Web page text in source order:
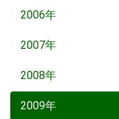
2006年
2007年
2008年
2009年